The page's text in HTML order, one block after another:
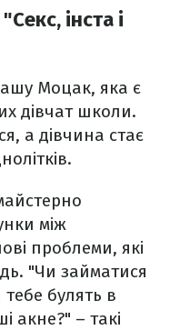
інста і
Моцак, яка є
дівчат школи.
а дівчина стає
між
проблеми, які
"Чи займатися
булять в
акне?" – такі